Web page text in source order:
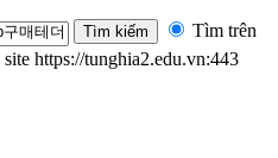
Tìm trên
https://tunghia2.edu.vn:443